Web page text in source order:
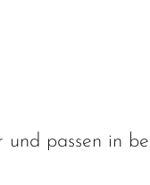
passen in